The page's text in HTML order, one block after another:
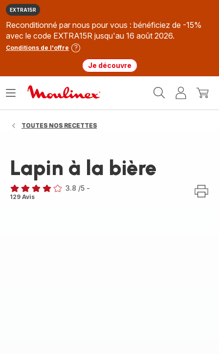
EXTRA15R
Reconditionné par nous pour vous : bénéficiez de -15%
avec le code EXTRA15R jusqu'au 16 août 2026.
Conditions de l'offre
Je découvre
MonMon
Ouvrir
TOUTES NOS RECETTES
Lapin à la bière
ratings.3.8
3.8 /5 -
129 Avis